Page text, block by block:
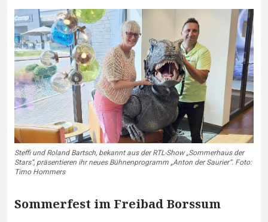
Steffi und Roland Bartsch, bekannt aus der RTL-Show „Sommerhaus der
Stars“, präsentieren ihr neues Bühnenprogramm „Anton der Saurier“. Foto:
Timo Hommers
Sommerfest im Freibad Borssum